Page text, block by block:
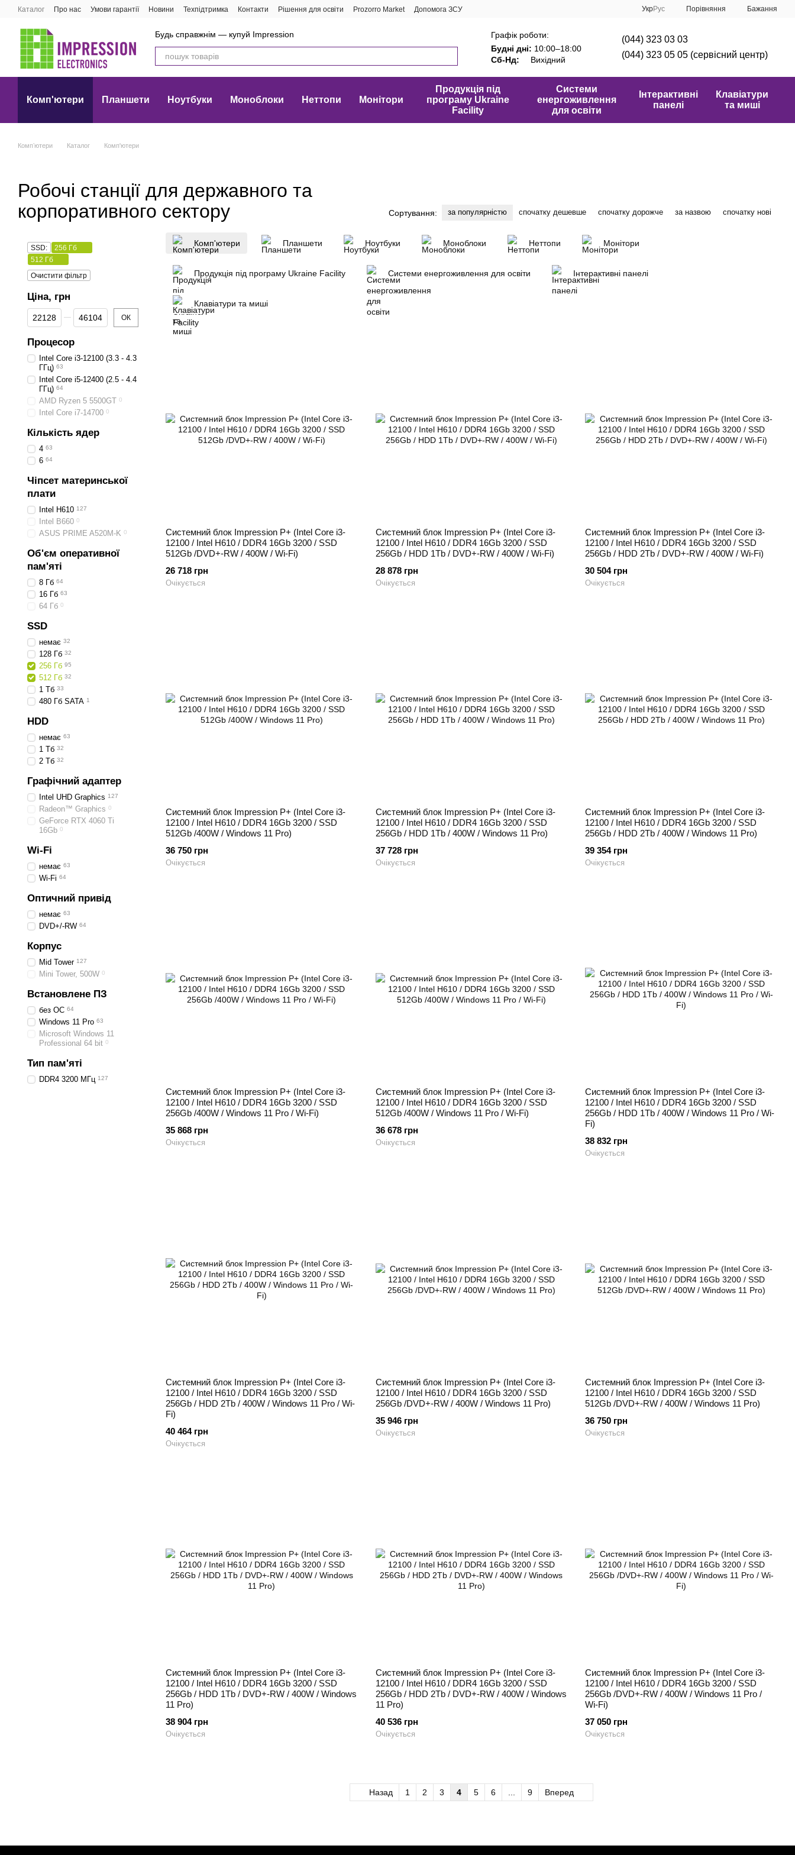
Перейти до основного контенту
Каталог Про нас Умови гарантії Новини Техпідтримка Контакти Рішення для освіти Prozorro Market Допомога ЗСУ УкрРус Порівняння Бажання
Будь справжнім — купуй Impression
Графік роботи:
Будні дні: 10:00–18:00
Сб-Нд:
Вихідний
(044) 323 03 03
(044) 323 05 05 (сервісний центр)
Комп'ютери Планшети Ноутбуки Моноблоки Неттопи Монітори
Продукція під
програму Ukraine
Facility
Системи
енергоживлення
для освіти
Інтерактивні
панелі
Клавіатури
та миші
Компʼютери Каталог Комп'ютери
Робочі станції для державного та
корпоративного сектору
Сортування: за популярністю спочатку дешевше спочатку дорожче за назвою спочатку нові
Комп'ютери Планшети Ноутбуки Моноблоки Неттопи Монітори
Продукція під програму Ukraine Facility Системи енергоживлення для освіти Інтерактивні панелі
Клавіатури та миші
Системний блок Impression P+ (Intel Core i3-
12100 / Intel H610 / DDR4 16Gb 3200 / SSD
512Gb /DVD+-RW / 400W / Wi-Fi)
26 718 грн
Очікується
Системний блок Impression P+ (Intel Core i3-
12100 / Intel H610 / DDR4 16Gb 3200 / SSD
256Gb / HDD 1Tb / DVD+-RW / 400W / Wi-Fi)
28 878 грн
Очікується
Системний блок Impression P+ (Intel Core i3-
12100 / Intel H610 / DDR4 16Gb 3200 / SSD
256Gb / HDD 2Tb / DVD+-RW / 400W / Wi-Fi)
30 504 грн
Очікується
Системний блок Impression P+ (Intel Core i3-
12100 / Intel H610 / DDR4 16Gb 3200 / SSD
512Gb /400W / Windows 11 Pro)
36 750 грн
Очікується
Системний блок Impression P+ (Intel Core i3-
12100 / Intel H610 / DDR4 16Gb 3200 / SSD
256Gb / HDD 1Tb / 400W / Windows 11 Pro)
37 728 грн
Очікується
Системний блок Impression P+ (Intel Core i3-
12100 / Intel H610 / DDR4 16Gb 3200 / SSD
256Gb / HDD 2Tb / 400W / Windows 11 Pro)
39 354 грн
Очікується
Системний блок Impression P+ (Intel Core i3-
12100 / Intel H610 / DDR4 16Gb 3200 / SSD
256Gb /400W / Windows 11 Pro / Wi-Fi)
35 868 грн
Очікується
Системний блок Impression P+ (Intel Core i3-
12100 / Intel H610 / DDR4 16Gb 3200 / SSD
512Gb /400W / Windows 11 Pro / Wi-Fi)
36 678 грн
Очікується
Системний блок Impression P+ (Intel Core i3-
12100 / Intel H610 / DDR4 16Gb 3200 / SSD
256Gb / HDD 1Tb / 400W / Windows 11 Pro / Wi-
Fi)
38 832 грн
Очікується
Системний блок Impression P+ (Intel Core i3-
12100 / Intel H610 / DDR4 16Gb 3200 / SSD
256Gb / HDD 2Tb / 400W / Windows 11 Pro / Wi-
Fi)
40 464 грн
Очікується
Системний блок Impression P+ (Intel Core i3-
12100 / Intel H610 / DDR4 16Gb 3200 / SSD
256Gb /DVD+-RW / 400W / Windows 11 Pro)
35 946 грн
Очікується
Системний блок Impression P+ (Intel Core i3-
12100 / Intel H610 / DDR4 16Gb 3200 / SSD
512Gb /DVD+-RW / 400W / Windows 11 Pro)
36 750 грн
Очікується
Системний блок Impression P+ (Intel Core i3-
12100 / Intel H610 / DDR4 16Gb 3200 / SSD
256Gb / HDD 1Tb / DVD+-RW / 400W / Windows
11 Pro)
38 904 грн
Очікується
Системний блок Impression P+ (Intel Core i3-
12100 / Intel H610 / DDR4 16Gb 3200 / SSD
256Gb / HDD 2Tb / DVD+-RW / 400W / Windows
11 Pro)
40 536 грн
Очікується
Системний блок Impression P+ (Intel Core i3-
12100 / Intel H610 / DDR4 16Gb 3200 / SSD
256Gb /DVD+-RW / 400W / Windows 11 Pro /
Wi-Fi)
37 050 грн
Очікується
Назад 1 2 3 4 5 6 9 Вперед
SSD:
256 Гб
512 Гб
Очистити фільтр
Ціна, грн
Від Ціна, грн
До Ціна, грн ОК
Процесор
Intel Core i3-12100 (3.3 - 4.3
ГГц) 63
Intel Core i5-12400 (2.5 - 4.4
ГГц) 64
AMD Ryzen 5 5500GT 0
Intel Core i7-14700 0
Кількість ядер
4 63
6 64
Чіпсет материнської
плати
Intel H610 127
Intel B660 0
ASUS PRIME A520M-K 0
Об'єм оперативної
пам'яті
8 Гб 64
16 Гб 63
64 Гб 0
SSD
немає 32
128 Гб 32
256 Гб 95
512 Гб 32
1 Тб 33
480 Гб SATA 1
HDD
немає 63
1 Тб 32
2 Тб 32
Графічний адаптер
Intel UHD Graphics 127
Radeon™ Graphics 0
GeForce RTX 4060 Ti
16Gb 0
Wi-Fi
немає 63
Wi-Fi 64
Оптичний привід
немає 63
DVD+/-RW 64
Корпус
Mid Tower 127
Mini Tower, 500W 0
Встановлене ПЗ
без ОС 64
Windows 11 Pro 63
Microsoft Windows 11
Professional 64 bit 0
Тип пам'яті
DDR4 3200 МГц 127